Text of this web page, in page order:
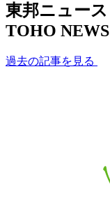
東邦ニュース
TOHO NEWS
過去の記事を見る